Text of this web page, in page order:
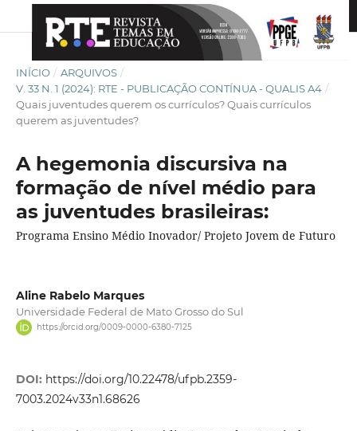
INÍCIO / ARQUIVOS /
V. 33 N. 1 (2024): RTE - PUBLICAÇÃO CONTÍNUA - QUALIS A4 /
Quais juventudes querem os currículos? Quais currículos
querem as juventudes?
A hegemonia discursiva na
formação de nível médio para
as juventudes brasileiras:
Programa Ensino Médio Inovador/ Projeto Jovem de Futuro
Aline Rabelo Marques
Universidade Federal de Mato Grosso do Sul
https://orcid.org/0009-0000-6380-7125
DOI: https://doi.org/10.22478/ufpb.2359-
7003.2024v33n1.68626